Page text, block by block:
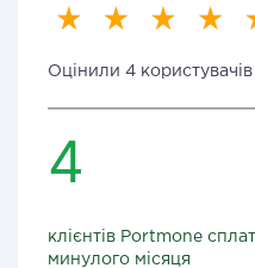
Оцінили 4 користувачів
4
клієнтів Portmone
минулого місяця